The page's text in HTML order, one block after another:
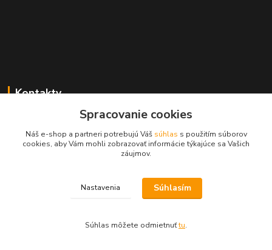
Kontakty
Zákaznícka podpora MADPARTS
+421 903 566 139
(Po-Pia, 8-17 hod.), (So 8-11 hod.)
Spracovanie cookies
Náš e-shop a partneri potrebujú Váš súhlas s použitím súborov
cookies, aby Vám mohli zobrazovať informácie týkajúce sa Vašich
záujmov.
Nastavenia Súhlasím
Súhlas môžete odmietnuťtu.